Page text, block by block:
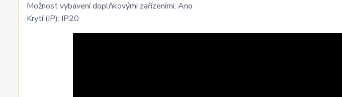
Možnost vybavení doplňkovými zařízeními: Ano
Krytí (IP): IP20